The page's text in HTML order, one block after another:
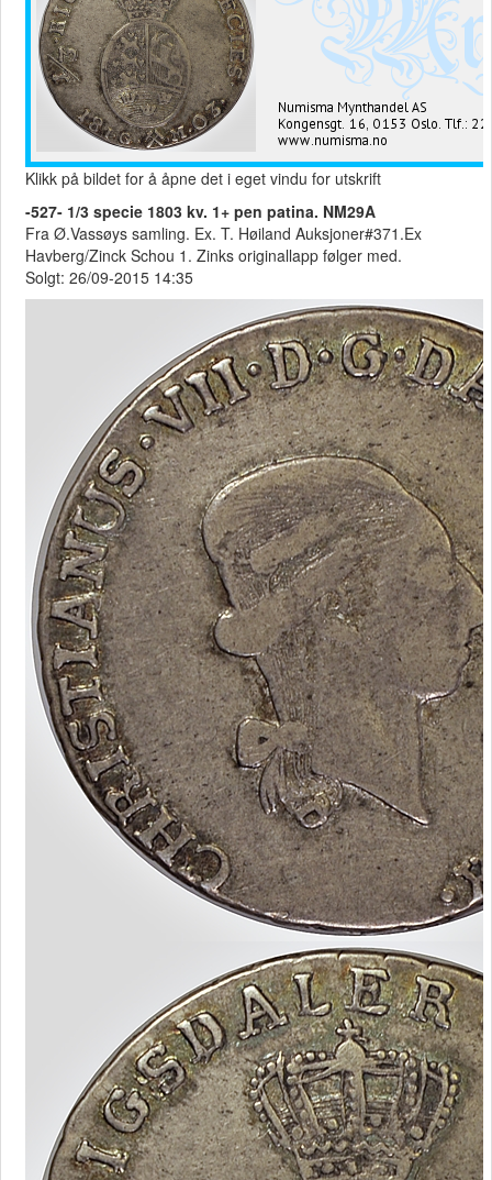
Klikk på bildet for å åpne det i eget vindu for utskrift
-527- 1/3 specie 1803 kv. 1+ pen patina. NM29A
Fra Ø.Vassøys samling. Ex. T. Høiland Auksjoner#371.Ex
Havberg/Zinck Schou 1. Zinks originallapp følger med.
Solgt: 26/09-2015 14:35